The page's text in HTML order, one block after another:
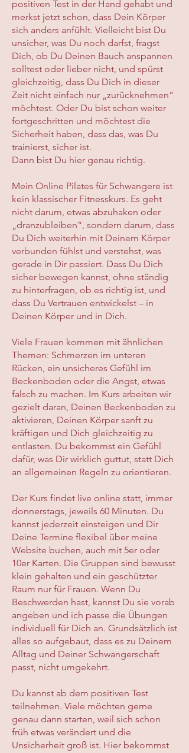
positiven Test in der Hand gehabt und
merkst jetzt schon, dass Dein Körper
sich anders anfühlt. Vielleicht bist Du
unsicher, was Du noch darfst, fragst
Dich, ob Du Deinen Bauch anspannen
solltest oder lieber nicht, und spürst
gleichzeitig, dass Du Dich in dieser
Zeit nicht einfach nur „zurücknehmen“
möchtest. Oder Du bist schon weiter
fortgeschritten und möchtest die
Sicherheit haben, dass das, was Du
trainierst, sicher ist.
Dann bist Du hier genau richtig.
Mein Online Pilates für Schwangere ist
kein klassischer Fitnesskurs. Es geht
nicht darum, etwas abzuhaken oder
„dranzubleiben“, sondern darum, dass
Du Dich weiterhin mit Deinem Körper
verbunden fühlst und verstehst, was
gerade in Dir passiert. Dass Du Dich
sicher bewegen kannst, ohne ständig
zu hinterfragen, ob es richtig ist, und
dass Du Vertrauen entwickelst – in
Deinen Körper und in Dich.
Viele Frauen kommen mit ähnlichen
Themen: Schmerzen im unteren
Rücken, ein unsicheres Gefühl im
Beckenboden oder die Angst, etwas
falsch zu machen. Im Kurs arbeiten wir
gezielt daran, Deinen Beckenboden zu
aktivieren, Deinen Körper sanft zu
kräftigen und Dich gleichzeitig zu
entlasten. Du bekommst ein Gefühl
dafür, was Dir wirklich guttut, statt Dich
an allgemeinen Regeln zu orientieren.
Der Kurs findet live online statt, immer
donnerstags, jeweils 60 Minuten. Du
kannst jederzeit einsteigen und Dir
Deine Termine flexibel über meine
Website buchen, auch mit 5er oder
10er Karten. Die Gruppen sind bewusst
klein gehalten und ein geschützter
Raum nur für Frauen. Wenn Du
Beschwerden hast, kannst Du sie vorab
angeben und ich passe die Übungen
individuell für Dich an. Grundsätzlich ist
alles so aufgebaut, dass es zu Deinem
Alltag und Deiner Schwangerschaft
passt, nicht umgekehrt.
Du kannst ab dem positiven Test
teilnehmen. Viele möchten gerne
genau dann starten, weil sich schon
früh etwas verändert und die
Unsicherheit groß ist. Hier bekommst